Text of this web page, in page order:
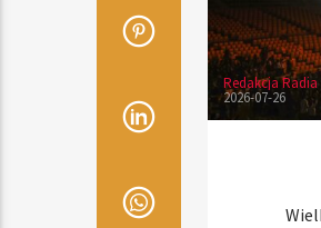
Redakcja Radia
2026-07-26